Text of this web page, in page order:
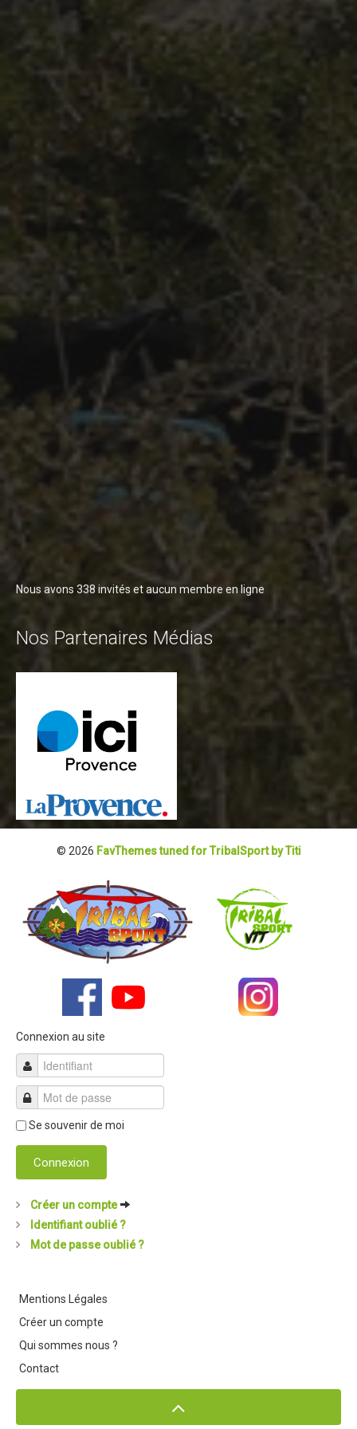
Nous avons 338 invités et aucun membre en ligne
Nos Partenaires Médias
© 2026 FavThemes tuned for TribalSport by Titi
Connexion au site
Se souvenir de moi
Connexion
Créer un compte
Identifiant oublié ?
Mot de passe oublié ?
Mentions Légales
Créer un compte
Qui sommes nous ?
Contact